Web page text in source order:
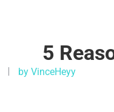
5
by VinceHeyy